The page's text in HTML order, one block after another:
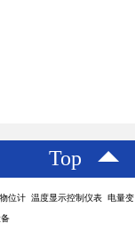
Top
位计 温度显示控制仪表 电量变